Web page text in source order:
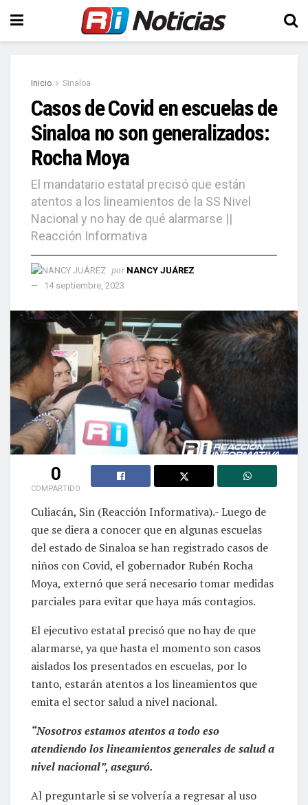
Inicio Sinaloa
Casos de Covid en escuelas de
Sinaloa no son generalizados:
Rocha Moya
El mandatario estatal precisó que están
atentos a los lineamientos de la SS Nivel
Nacional y no hay de qué alarmarse ||
Reacción Informativa
por NANCY JUÁREZ
14 septiembre, 2023
0
COMPARTIDO
Culiacán, Sin (Reacción Informativa).- Luego de
que se diera a conocer que en algunas escuelas
del estado de Sinaloa se han registrado casos de
niños con Covid, el gobernador Rubén Rocha
Moya, externó que será necesario tomar medidas
parciales para evitar que haya más contagios.
El ejecutivo estatal precisó que no hay de que
alarmarse, ya que hasta el momento son casos
aislados los presentados en escuelas, por lo
tanto, estarán atentos a los lineamientos que
emita el sector salud a nivel nacional.
“Nosotros estamos atentos a todo eso
atendiendo los lineamientos generales de salud a
nivel nacional”, aseguró.
Al preguntarle si se volvería a regresar al uso